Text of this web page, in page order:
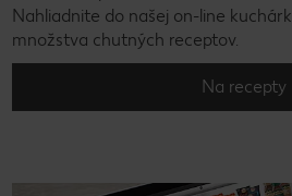
Nahliadnite do našej on-line
množstva chutných receptov.
Na recepty